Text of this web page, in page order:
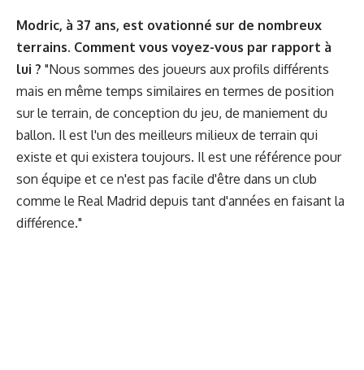
Modric, à 37 ans, est ovationné sur de nombreux
terrains. Comment vous voyez-vous par rapport à
lui ? "Nous sommes des joueurs aux profils différents
mais en même temps similaires en termes de position
sur le terrain, de conception du jeu, de maniement du
ballon. Il est l'un des meilleurs milieux de terrain qui
existe et qui existera toujours. Il est une référence pour
son équipe et ce n'est pas facile d'être dans un club
comme le Real Madrid depuis tant d'années en faisant la
différence."